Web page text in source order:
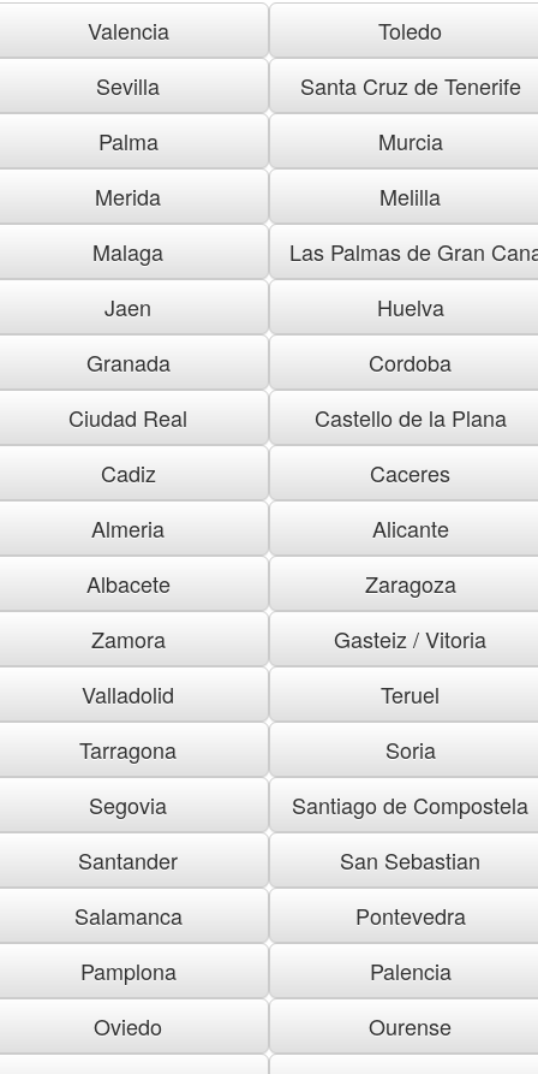
Valencia
Toledo
Sevilla
Santa Cruz de Tenerife
Palma
Murcia
Merida
Melilla
Malaga
Las Palmas de Gran
Jaen
Huelva
Granada
Cordoba
Ciudad Real
Castello de la Plana
Cadiz
Caceres
Almeria
Alicante
Albacete
Zaragoza
Zamora
Gasteiz / Vitoria
Valladolid
Teruel
Tarragona
Soria
Segovia
Santiago de Compostela
Santander
San Sebastian
Salamanca
Pontevedra
Pamplona
Palencia
Oviedo
Ourense